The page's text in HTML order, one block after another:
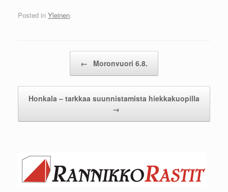
Posted in Yleinen.
← Moronvuori 6.8.
Honkala – tarkkaa suunnistamista hiekkakuopilla
→